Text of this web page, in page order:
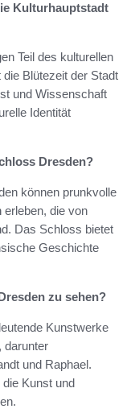
Kulturhauptstadt
Teil des kulturellen
Blütezeit der Stadt
und Wissenschaft
Identität
Dresden?
können prunkvolle
erleben, die von
Das Schloss bietet
Geschichte
zu sehen?
Kunstwerke
darunter
und Raphael.
Kunst und